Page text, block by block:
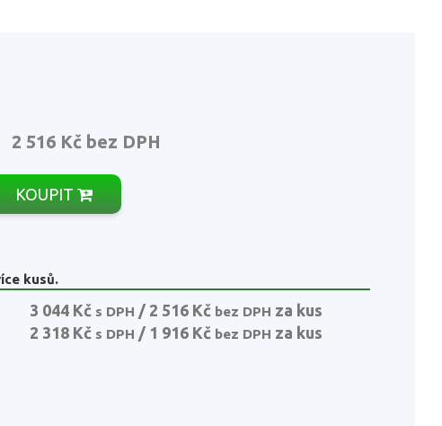
2 516 Kč bez DPH
KOUPIT
kusů.
3 044 Kčs DPH / 2 516 Kč bez DPH za kus
2 318 Kčs DPH / 1 916 Kč bez DPH za kus